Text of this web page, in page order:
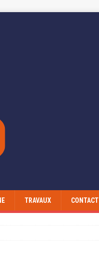
TRAVAUX CONTACT